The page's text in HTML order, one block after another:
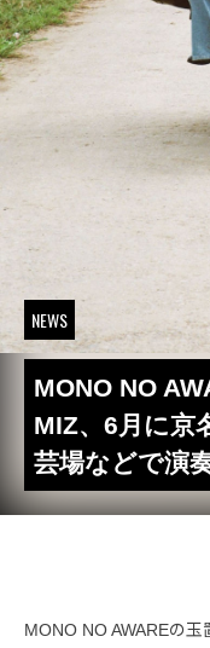
NEWS
MONO NO
MIZ、6月に
芸場などで演
MONO NO AWAREの